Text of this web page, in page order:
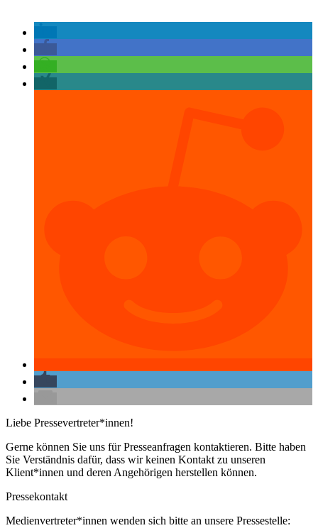
Liebe Pressevertreter*innen!
Gerne können Sie uns für Presseanfragen kontaktieren. Bitte haben
Sie Verständnis dafür, dass wir keinen Kontakt zu unseren
Klient*innen und deren Angehörigen herstellen können.
Pressekontakt
Medienvertreter*innen wenden sich bitte an unsere Pressestelle: